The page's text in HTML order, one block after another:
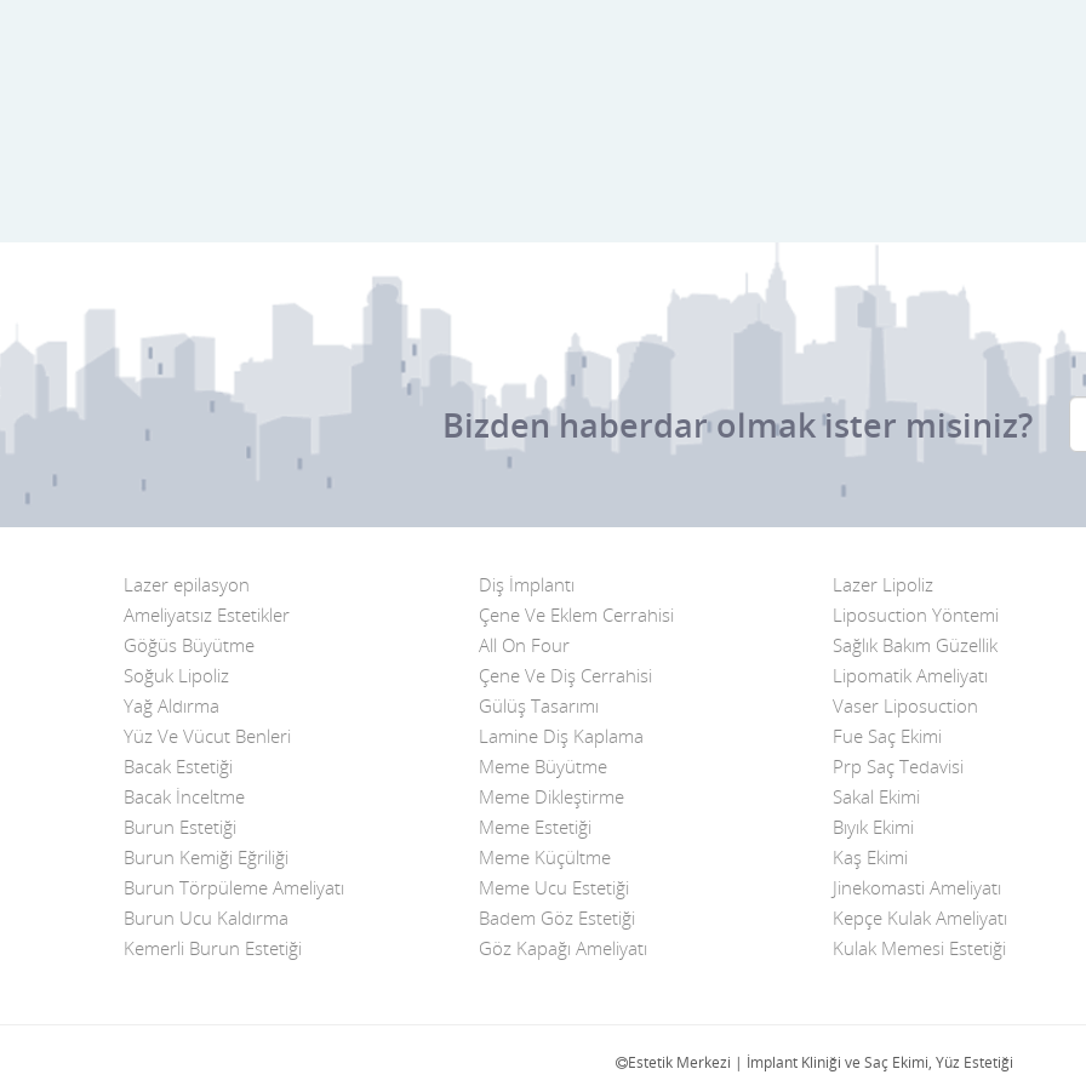
Bizden haberdar olmak ister misiniz?
Lazer epilasyon
Ameliyatsız Estetikler
Göğüs Büyütme
Soğuk Lipoliz
Yağ Aldırma
Yüz Ve Vücut Benleri
Bacak Estetiği
Bacak İnceltme
Burun Estetiği
Burun Kemiği Eğriliği
Burun Törpüleme Ameliyatı
Burun Ucu Kaldırma
Kemerli Burun Estetiği
Diş İmplantı
Çene Ve Eklem Cerrahisi
All On Four
Çene Ve Diş Cerrahisi
Gülüş Tasarımı
Lamine Diş Kaplama
Meme Büyütme
Meme Dikleştirme
Meme Estetiği
Meme Küçültme
Meme Ucu Estetiği
Badem Göz Estetiği
Göz Kapağı Ameliyatı
Lazer Lipoliz
Liposuction Yöntemi
Sağlık Bakım Güzellik
Lipomatik Ameliyatı
Vaser Liposuction
Fue Saç Ekimi
Prp Saç Tedavisi
Sakal Ekimi
Bıyık Ekimi
Kaş Ekimi
Jinekomasti Ameliyatı
Kepçe Kulak Ameliyatı
Kulak Memesi Estetiği
Estetik Merkezi | İmplant Kliniği ve Saç Ekimi, Yüz Estetiği